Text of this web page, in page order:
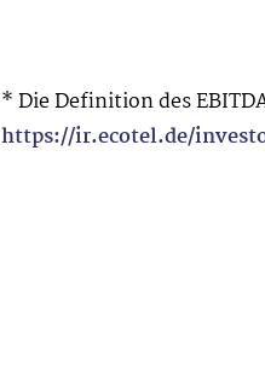
* Die Definition des
https://ir.ecotel.de/